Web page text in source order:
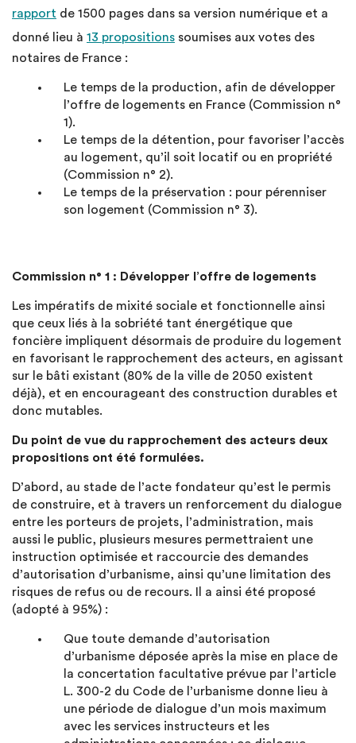
rapport de 1500 pages dans sa version numérique et a
donné lieu à 13 propositions soumises aux votes des
notaires de France :
Le temps de la production, afin de développer
l’offre de logements en France (Commission n°
1).
Le temps de la détention, pour favoriser l’accès
au logement, qu’il soit locatif ou en propriété
(Commission n° 2).
Le temps de la préservation : pour pérenniser
son logement (Commission n° 3).
Commission n° 1 : Développer l’offre de logements
Les impératifs de mixité sociale et fonctionnelle ainsi
que ceux liés à la sobriété tant énergétique que
foncière impliquent désormais de produire du logement
en favorisant le rapprochement des acteurs, en agissant
sur le bâti existant (80% de la ville de 2050 existent
déjà), et en encourageant des construction durables et
donc mutables.
Du point de vue du rapprochement des acteurs deux
propositions ont été formulées.
D’abord, au stade de l’acte fondateur qu’est le permis
de construire, et à travers un renforcement du dialogue
entre les porteurs de projets, l’administration, mais
aussi le public, plusieurs mesures permettraient une
instruction optimisée et raccourcie des demandes
d’autorisation d’urbanisme, ainsi qu’une limitation des
risques de refus ou de recours. Il a ainsi été proposé
(adopté à 95%) :
Que toute demande d’autorisation
d’urbanisme déposée après la mise en place de
la concertation facultative prévue par l’article
L. 300-2 du Code de l’urbanisme donne lieu à
une période de dialogue d’un mois maximum
avec les services instructeurs et les